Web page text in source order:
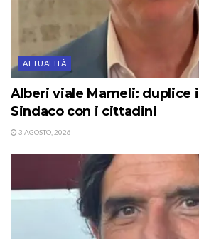
ATTUALITÀ
Alberi viale Mameli: duplice
Sindaco con i cittadini
3 AGOSTO, 2026